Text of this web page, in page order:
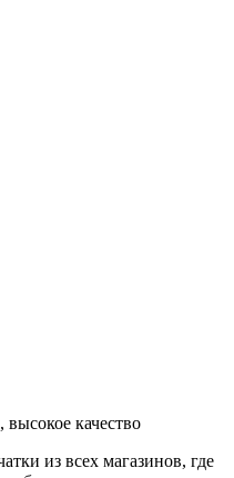
качество
из всех магазинов, где